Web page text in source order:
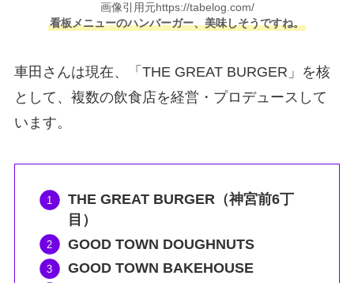
画像引用元https://tabelog.com/
看板メニューのハンバーガー、美味しそうですね。
車田さんは現在、「THE GREAT BURGER」を核
として、複数の飲食店を経営・プロデュースして
います。
THE GREAT BURGER（神宮前6丁
目）
GOOD TOWN DOUGHNUTS
GOOD TOWN BAKEHOUSE